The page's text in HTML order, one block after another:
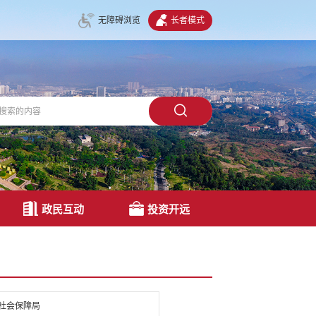
无障碍浏览 长者模式
政民互动 投资开远
会保障局